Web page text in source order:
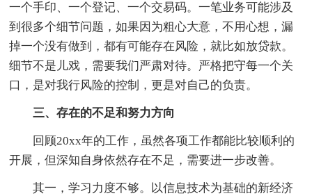
一个手印、一个登记、一个交易码。一笔业务可能涉及
到很多个细节问题，如果因为粗心大意，不用心想，漏
掉一个没有做到，都有可能存在风险，就比如放贷款。
细节不是儿戏，需要我们严肃对待。严格把守每一个关
口，是对我行风险的控制，更是对自己的负责。
三、存在的不足和努力方向
回顾20xx年的工作，虽然各项工作都能比较顺利的
开展，但深知自身依然存在不足，需要进一步改善。
其一，学习力度不够。以信息技术为基础的新经济